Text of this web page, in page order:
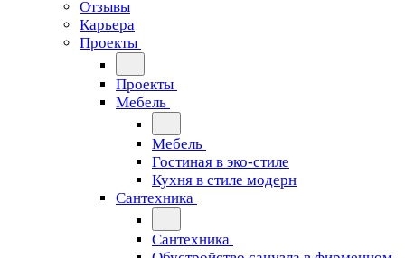
Отзывы
Карьера
Проекты
Проекты
Мебель
Мебель
Гостиная в эко-стиле
Кухня в стиле модерн
Сантехника
Сантехника